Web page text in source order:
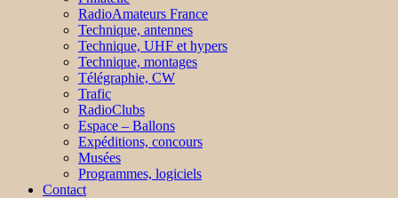
RadioAmateurs France
Technique, antennes
Technique, UHF et hypers
Technique, montages
Télégraphie, CW
Trafic
RadioClubs
Espace – Ballons
Expéditions, concours
Musées
Programmes, logiciels
Contact